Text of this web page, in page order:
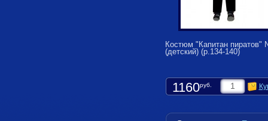
Костюм "Капитан пиратов"
(детский) (р.134-140)
1160руб.